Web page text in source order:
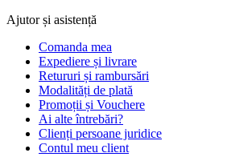
Ajutor și asistență
Comanda mea
Expediere și livrare
Retururi și rambursări
Modalități de plată
Promoții și Vouchere
Ai alte întrebări?
Clienți persoane juridice
Contul meu client